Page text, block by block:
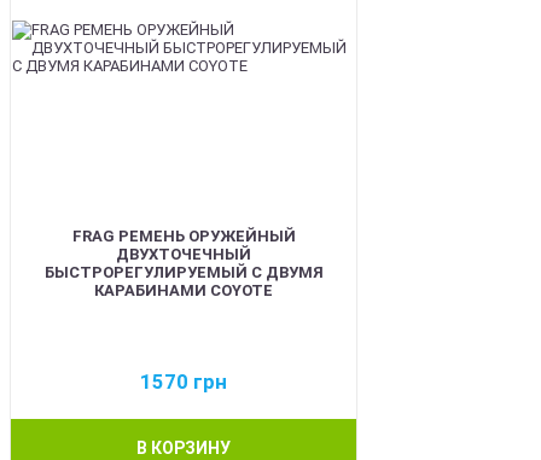
FRAG РЕМЕНЬ ОРУЖЕЙНЫЙ
ДВУХТОЧЕЧНЫЙ
БЫСТРОРЕГУЛИРУЕМЫЙ С ДВУМЯ
КАРАБИНАМИ COYOTE
1570 грн
В КОРЗИНУ